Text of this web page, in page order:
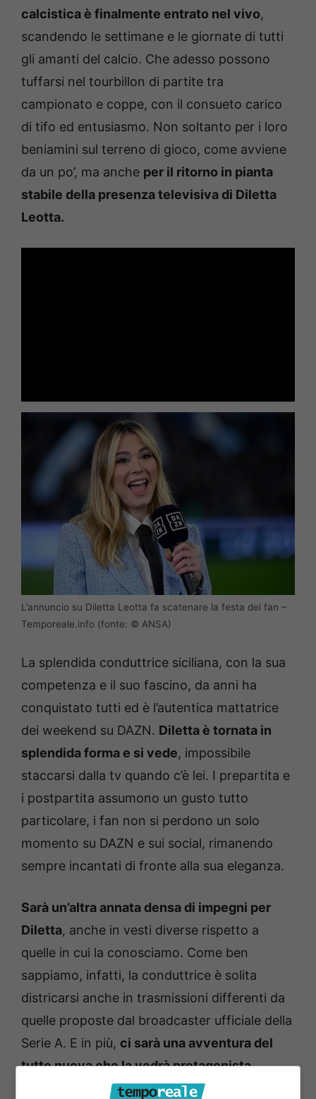
calcistica è finalmente entrato nel vivo,
scandendo le settimane e le giornate di tutti
gli amanti del calcio. Che adesso possono
tuffarsi nel tourbillon di partite tra
campionato e coppe, con il consueto carico
di tifo ed entusiasmo. Non soltanto per i loro
beniamini sul terreno di gioco, come avviene
da un po’, ma anche per il ritorno in pianta
stabile della presenza televisiva di Diletta
Leotta.
L’annuncio su Diletta Leotta fa scatenare la festa dei fan –
Temporeale.info (fonte: © ANSA)
La splendida conduttrice siciliana, con la sua
competenza e il suo fascino, da anni ha
conquistato tutti ed è l’autentica mattatrice
dei weekend su DAZN. Diletta è tornata in
splendida forma e si vede, impossibile
staccarsi dalla tv quando c’è lei. I prepartita e
i postpartita assumono un gusto tutto
particolare, i fan non si perdono un solo
momento su DAZN e sui social, rimanendo
sempre incantati di fronte alla sua eleganza.
Sarà un’altra annata densa di impegni per
Diletta, anche in vesti diverse rispetto a
quelle in cui la conosciamo. Come ben
sappiamo, infatti, la conduttrice è solita
districarsi anche in trasmissioni differenti da
quelle proposte dal broadcaster ufficiale della
Serie A. E in più, ci sarà una avventura del
tutto nuova che la vedrà protagonista.
L’attesa e la curiosità in merito sono già alle